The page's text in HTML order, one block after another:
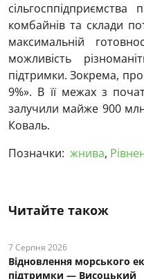
комбайнів та склади
максимальній
можливість
підтримки. Зокрема,
9%». В її межах з
залучили майже 900
Коваль.
Позначки: жнива,
Читайте також
7 Серпня 2026
Відновлення морського
підтримки — Висоцький